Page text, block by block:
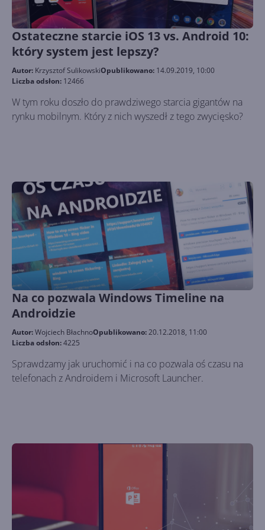
Ostateczne starcie iOS 13 vs. Android 10:
który system jest lepszy?
Autor: Krzysztof SulikowskiOpublikowano: 14.09.2019, 10:00
Liczba odsłon: 12466
W tym roku doszło do prawdziwego starcia gigantów na
rynku mobilnym. Który z nich wyszedł z tego zwycięsko?
Na co pozwala Windows Timeline na
Androidzie
Autor:Wojciech BłachnoOpublikowano:20.12.2018, 11:00
Liczba odsłon:4225
Sprawdzamy jak uruchomić i na co pozwala oś czasu na
telefonach z Androidem i Microsoft Launcher.